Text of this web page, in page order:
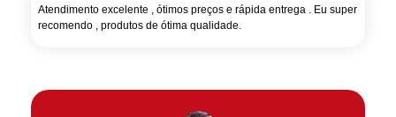
Atendimento excelente , ótimos preços e rápida entrega . Eu super
recomendo , produtos de ótima qualidade.